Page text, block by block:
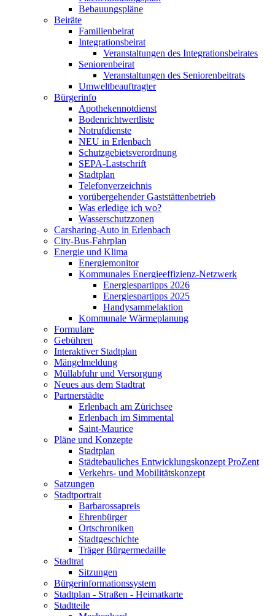
Bebauungspläne
Beiräte
Familienbeirat
Integrationsbeirat
Veranstaltungen des Integrationsbeirates
Seniorenbeirat
Veranstaltungen des Seniorenbeitrats
Umweltbeauftragter
Bürgerinfo
Apothekennotdienst
Bodenrichtwertliste
Notrufdienste
NEU in Erlenbach
Schutzgebietsverordnung
SEPA-Lastschrift
Stadtplan
Telefonverzeichnis
vorübergehender Gaststättenbetrieb
Was erledige ich wo?
Wasserschutzzonen
Carsharing-Auto in Erlenbach
City-Bus-Fahrplan
Energie und Klima
Energiemonitor
Kommunales Energieeffizienz-Netzwerk
Energiespartipps 2026
Energiespartipps 2025
Handysammelaktion
Kommunale Wärmeplanung
Formulare
Gebühren
Interaktiver Stadtplan
Mängelmeldung
Müllabfuhr und Versorgung
Neues aus dem Stadtrat
Partnerstädte
Erlenbach am Zürichsee
Erlenbach im Simmental
Saint-Maurice
Pläne und Konzepte
Stadtplan
Städtebauliches Entwicklungskonzept ProZent
Verkehrs- und Mobilitätskonzept
Satzungen
Stadtportrait
Barbarossapreis
Ehrenbürger
Ortschroniken
Stadtgeschichte
Träger Bürgermedaille
Stadtrat
Sitzungen
Bürgerinformationssystem
Stadtplan - Straßen - Heimatkarte
Stadtteile